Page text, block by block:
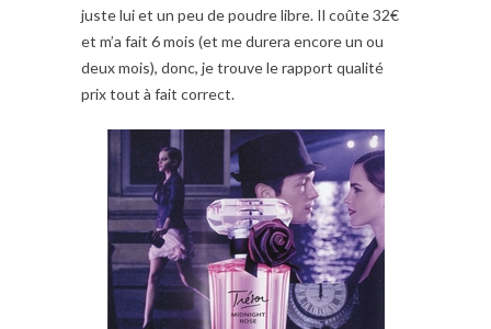
juste lui et un peu de poudre libre. Il coûte 32€
et m’a fait 6 mois (et me durera encore un ou
deux mois), donc, je trouve le rapport qualité
prix tout à fait correct.